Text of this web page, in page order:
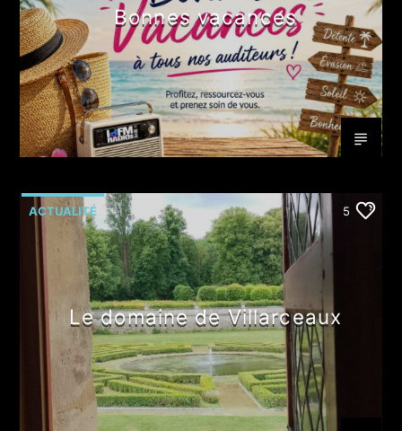
Bonnes vacances
ACTUALITÉ 5
Le domaine de Villarceaux